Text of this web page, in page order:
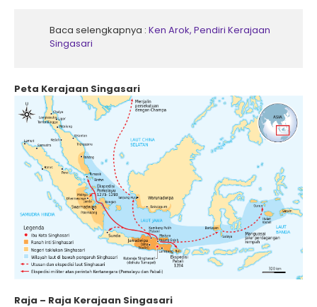
Baca selengkapnya : Ken Arok, Pendiri Kerajaan
Singasari
Peta Kerajaan Singasari
Raja – Raja Kerajaan Singasari